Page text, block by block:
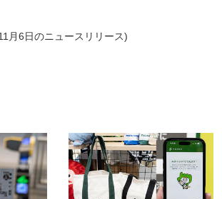
月6日のニュースリリース)